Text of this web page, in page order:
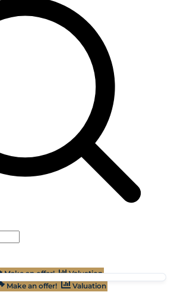
Make an offer!
Valuation
Make an offer! Valuation